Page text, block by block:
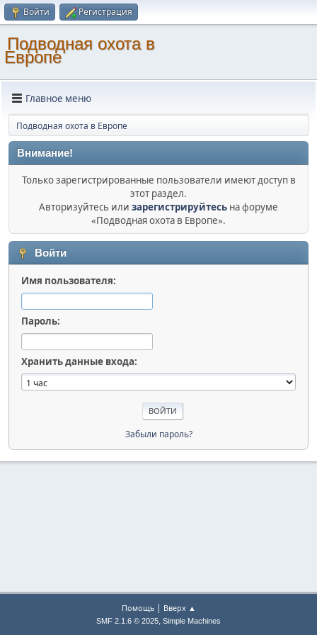
Войти Регистрация
Подводная охота в
Европе
Главное меню
Подводная охота в Европе
Внимание!
Только зарегистрированные пользователи имеют доступ в
этот раздел.
Авторизуйтесь или зарегистрируйтесь на форуме
«Подводная охота в Европе».
Войти
Имя пользователя:
Пароль:
Хранить данные входа:
Забыли пароль?
Помощь| Вверх ▲
SMF 2.1.6 © 2025, Simple Machines